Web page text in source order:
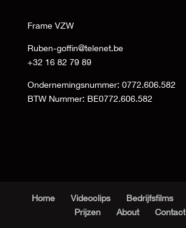
Frame VZW
Ruben-goffin@telenet.be
+32 16 82 79 89
Ondernemingsnummer: 0772.606.582
BTW Nummer: BE0772.606.582
Home Videoclips Bedrijfsfilms
Prijzen
About Contact